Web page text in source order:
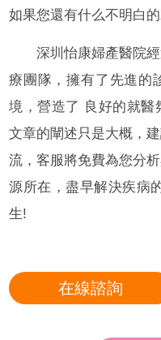
如果您還有什么不明白
深圳怡康婦產醫院
療團隊，擁有了先進的
境，營造了 良好的就醫
文章的闡述只是大概，
流，客服將免費為您分
源所在，盡早解決疾病
生!
在線諮詢